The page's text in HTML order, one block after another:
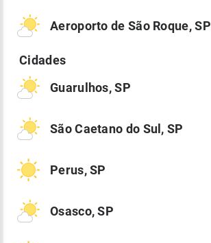
Aeroporto de São Roque, SP
Guarulhos, SP
São Caetano do Sul, SP
Perus, SP
Osasco, SP